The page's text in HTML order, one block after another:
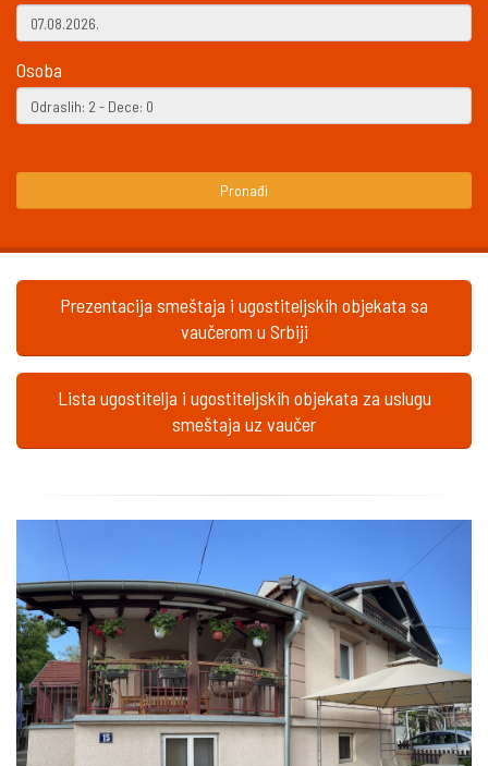
Osoba
Pronađi
Prezentacija smeštaja i ugostiteljskih objekata sa
vaučerom u Srbiji
Lista ugostitelja i ugostiteljskih objekata za uslugu
smeštaja uz vaučer